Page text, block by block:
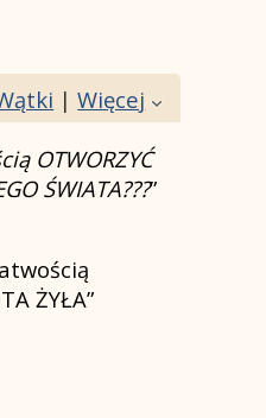
|Więcej
OTWORZYĆ
ŚWIATA???”
ŻYŁA”